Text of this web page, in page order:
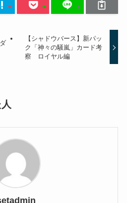
【シャドウバース】新パッ
ク「神々の騒嵐」カード考
察 ロイヤル編